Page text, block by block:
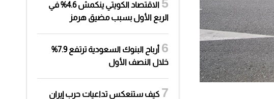
الاقتصاد الكويتي ينكمش 4.6% في
الربع الأول بسبب مضيق هرمز
أرباح البنوك السعودية ترتفع 7.9%
خلال النصف الأول
كيف ستنعكس تداعيات حرب إيران